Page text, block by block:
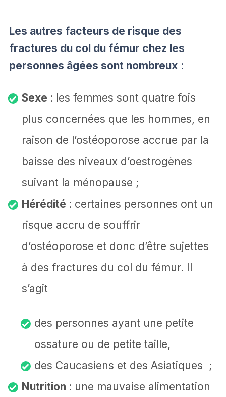
Les autres facteurs de risque des
fractures du col du fémur chez les
personnes âgées sont nombreux :
Sexe : les femmes sont quatre fois
plus concernées que les hommes, en
raison de l’ostéoporose accrue par la
baisse des niveaux d’oestrogènes
suivant la ménopause ;
Hérédité : certaines personnes ont un
risque accru de souffrir
d’ostéoporose et donc d’être sujettes
à des fractures du col du fémur. Il
s’agit
des personnes ayant une petite
ossature ou de petite taille,
des Caucasiens et des Asiatiques ;
Nutrition : une mauvaise alimentation